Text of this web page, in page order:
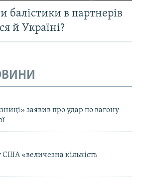
балістики в партнерів
й Україні?
заявив про удар по вагону
«величезна кількість